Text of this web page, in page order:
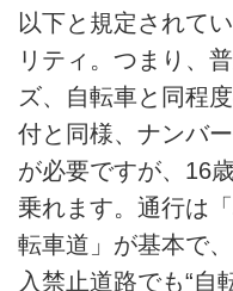
以下と規定されて
リティ。つまり、
ズ、自転車と同程
付と同様、ナンバ
が必要ですが、16
乗れます。通行は
転車道」が基本で
入禁止道路でも“自